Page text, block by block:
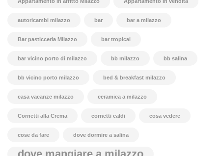
autoricambi milazzo bar bar a milazzo
Bar pasticceria Milazzo bar tropical
bar vicino porto di milazzo bb milazzo bb salina
bb vicino porto milazzo bed & breakfast milazzo
casa vacanze milazzo ceramica a milazzo
Cornetti alla Crema cornetti caldi cosa vedere
cose da fare dove dormire a salina